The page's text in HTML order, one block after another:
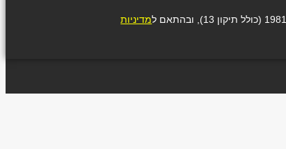
מדיניות